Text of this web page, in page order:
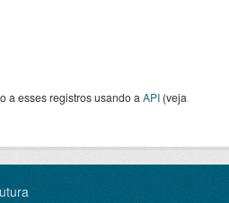
a esses registros usando a API (veja